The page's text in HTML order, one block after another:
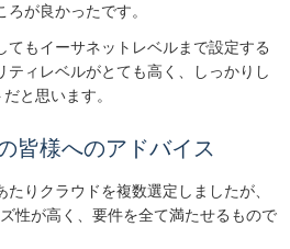
が良かったです。
てもイーサネットレベルまで設定する
ティレベルがとても高く、しっかりし
と思います。
皆様へのアドバイス
りクラウドを複数選定しましたが、
性が高く、要件を全て満たせるもので